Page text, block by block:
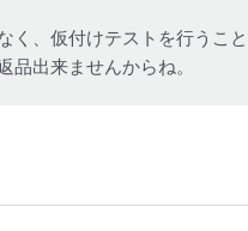
く、仮付けテストを行うこ
出来ませんからね。